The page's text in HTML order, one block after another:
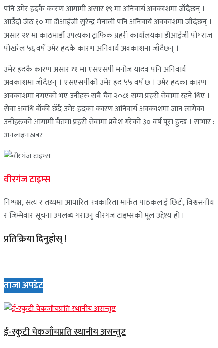
पनि उमेर हदकै कारण आगामी असार १९ मा अनिवार्य अवकाशमा जाँदैछन् ।
आउँदो जेठ १० मा डीआईजी सुरेन्द्र मैनाली पनि अनिवार्य अवकाशमा जाँदैछन् ।
असार २१ मा काठमाडौं उपत्यका ट्राफिक प्रहरी कार्यालयका डीआईजी पोषराज
पोखरेल ५६ वर्षे उमेर हदकै कारण अनिवार्य अवकाशमा जाँदैछन् ।
उमेर हदकै कारण असार ११ मा एसएसपी मनोज यादव पनि अनिवार्य
अवकाशमा जाँदैछन् । एसएसपीको उमेर हद ५५ वर्ष छ । उमेर हदका कारण
अवकाशमा नगएको भए उनीहरु सबै चैत २०८१ सम्म प्रहरी सेवामा रहने थिए ।
सेवा अवधि बाँकी छँदै उमेर हदका कारण अनिवार्य अवकाशमा जान लागेका
उनीहरुको आगामी चैतमा प्रहरी सेवामा प्रवेश गरेको ३० वर्ष पूरा हुन्छ । साभार :
अनलाइनखबर
वीरगंज टाइम्स
निष्पक्ष, सत्य र तथ्यमा आधारित पत्रकारिता मार्फत पाठकलाई छिटो, विश्वसनीय
र जिम्मेवार सूचना उपलब्ध गराउनु वीरगंज टाइम्सको मूल उद्देश्य हो ।
प्रतिक्रिया दिनुहोस् !
ताजा अपडेट
ई-स्कुटी चेकजाँचप्रति स्थानीय असन्तुष्ट